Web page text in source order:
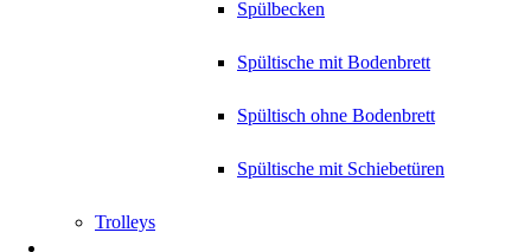
Spülbecken
Spültische mit Bodenbrett
Spültisch ohne Bodenbrett
Spültische mit Schiebetüren
Trolleys